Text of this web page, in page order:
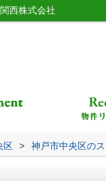
西株式会社
区 > 神戸市中央区の